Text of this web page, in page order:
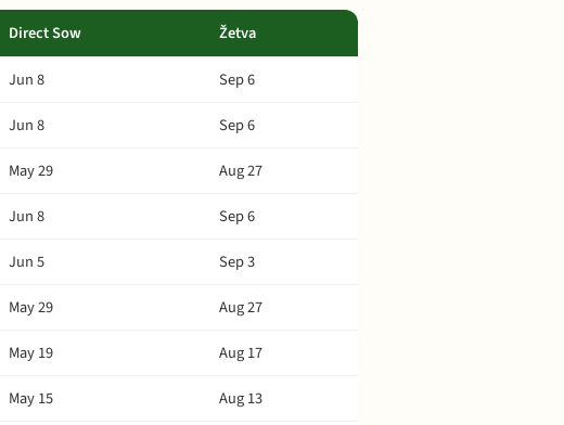
Direct Sow Žetva
Jun 8
Sep 6
Jun 8
Sep 6
May 29
Aug 27
Jun 8
Sep 6
Jun 5
Sep 3
May 29
Aug 27
May 19
Aug 17
May 15
Aug 13